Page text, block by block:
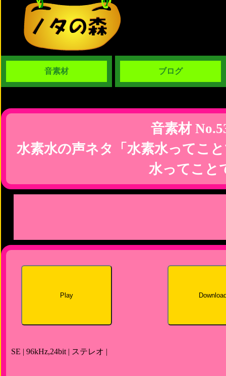
音素材 ブログ
音素材
水素水の声ネタ「水素水ってこ
水ってこと
Play
SE | 96kHz,24bit | ステレオ |